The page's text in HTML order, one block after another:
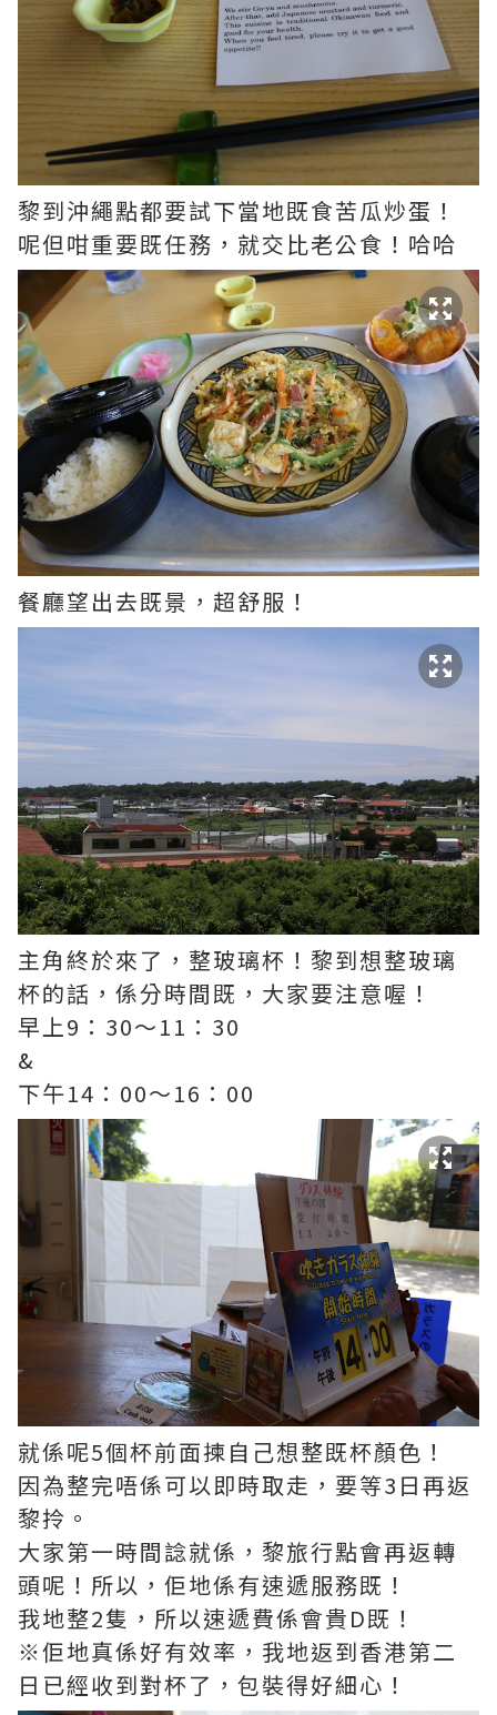
黎到沖繩點都要試下當地既食苦瓜炒蛋！
呢但咁重要既任務，就交比老公食！哈哈
餐廳望出去既景，超舒服！
主角終於來了，整玻璃杯！黎到想整玻璃
杯的話，係分時間既，大家要注意喔！
早上9：30～11：30
&
下午14：00～16：00
就係呢5個杯前面揀自己想整既杯顏色！
因為整完唔係可以即時取走，要等3日再返
黎拎。
大家第一時間諗就係，黎旅行點會再返轉
頭呢！所以，佢地係有速遞服務既！
我地整2隻，所以速遞費係會貴D既！
※佢地真係好有效率，我地返到香港第二
日已經收到對杯了，包裝得好細心！